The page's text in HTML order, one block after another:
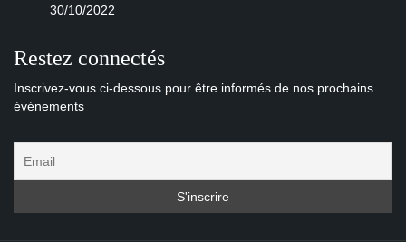
30/10/2022
Restez connectés
Inscrivez-vous ci-dessous pour être informés de nos prochains
événements